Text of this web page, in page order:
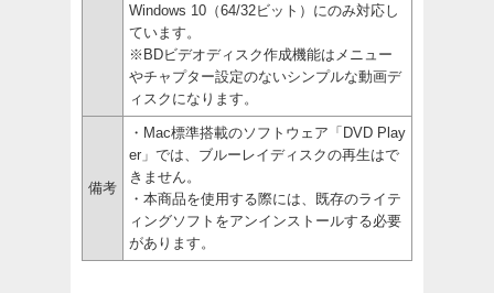
Windows 10（64/32ビット）にのみ対応し
ています。
※BDビデオディスク作成機能はメニュー
やチャプター設定のないシンプルな動画デ
ィスクになります。
備考
・Mac標準搭載のソフトウェア「DVD Play
er」では、ブルーレイディスクの再生はで
きません。
・本商品を使用する際には、既存のライテ
ィングソフトをアンインストールする必要
があります。